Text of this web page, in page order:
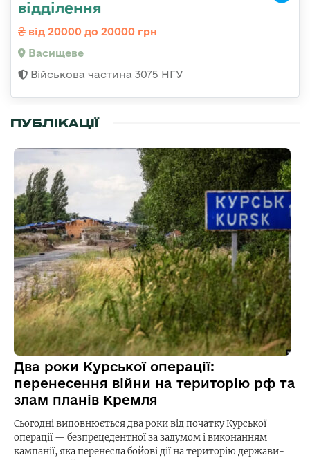
відділення
від 20000 до 20000 грн
Васищеве
Військова частина 3075 НГУ
ПУБЛІКАЦІЇ
Два роки Курської операції:
перенесення війни на територію рф та
злам планів Кремля
Сьогодні виповнюється два роки від початку Курської
операції — безпрецедентної за задумом і виконанням
кампанії, яка перенесла бойові дії на територію держави-